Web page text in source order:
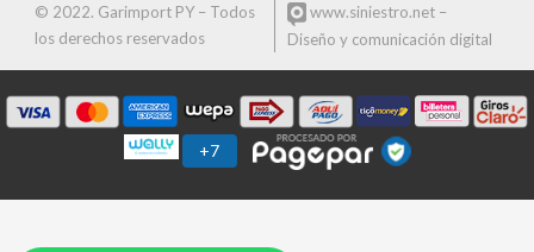
© 2022. Garimport PY – Todos
los derechos reservados
www.siniestro.net –
Diseño y comunicación digital